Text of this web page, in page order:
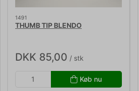
1491
THUMB TIP BLENDO
DKK 85,00 / stk
Køb nu